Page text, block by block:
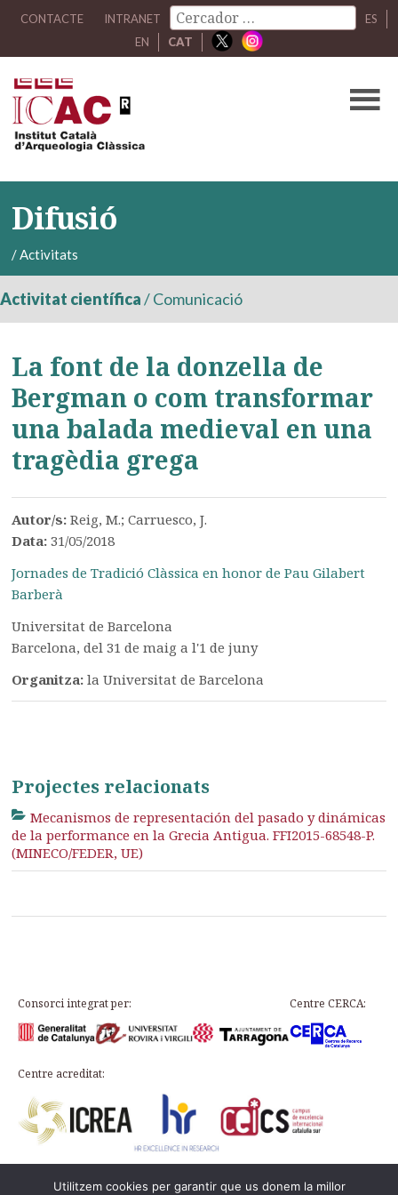
CONTACTE INTRANET
ES
EN
CAT
Difusió
/Activitats
Activitat científica/Comunicació
La font de la donzella de
Bergman o com transformar
una balada medieval en una
tragèdia grega
Autor/s:Reig, M.; Carruesco, J.
Data:31/05/2018
Jornades de Tradició Clàssica en honor de Pau Gilabert
Barberà
Universitat de Barcelona
Barcelona, del 31 de maig a l'1 de juny
Organitza:la Universitat de Barcelona
Projectes relacionats
Mecanismos de representación del pasado y dinámicas
de la performance en la Grecia Antigua. FFI2015-68548-P.
(MINECO/FEDER, UE)
Consorci integrat per: Centre CERCA:
Centre acreditat:
Plaça d’en Rovellat, s/n, 43003 Tarragona
Utilitzem cookies per garantir que us donem la millor